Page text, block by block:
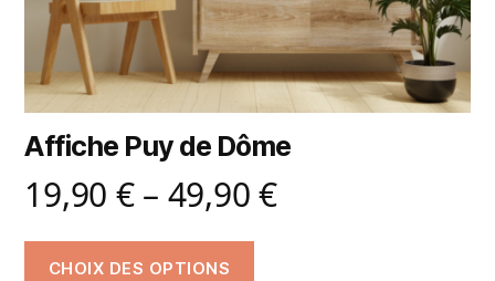
Affiche Puy de Dôme
19,90 €– 49,90€
CHOIX DES OPTIONS